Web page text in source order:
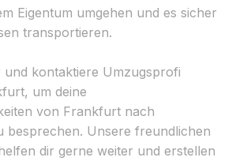
Eigentum umgehen und es sicher
transportieren.
und kontaktiere Umzugsprofi
um deine
von Frankfurt nach
besprechen. Unsere freundlichen
dir gerne weiter und erstellen